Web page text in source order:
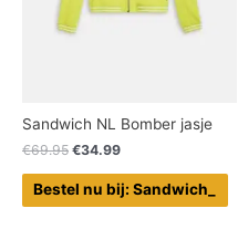
Sandwich NL Bomber jasje
€69.95 €34.99
Bestel nu bij: Sandwich_